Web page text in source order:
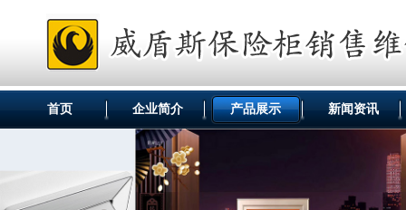
首页 企业简介 产品展示 新闻资讯